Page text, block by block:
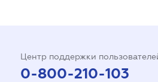
Центр поддержки
0-800-210-103